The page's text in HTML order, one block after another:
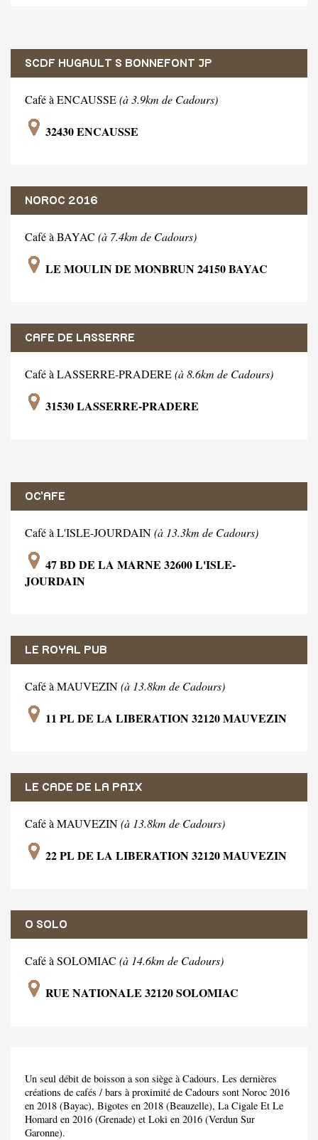
SCDF HUGAULT S BONNEFONT JP
Café à ENCAUSSE(à 3.9km de Cadours)
32430 ENCAUSSE
NOROC 2016
Café à BAYAC (à 7.4km de Cadours)
LE MOULIN DE MONBRUN 24150 BAYAC
CAFE DE LASSERRE
Café à LASSERRE-PRADERE(à 8.6km de Cadours)
31530 LASSERRE-PRADERE
OC'AFE
Café à L'ISLE-JOURDAIN(à 13.3km de Cadours)
47 BD DE LA MARNE 32600 L'ISLE-
JOURDAIN
LE ROYAL PUB
Café à MAUVEZIN(à 13.8km de Cadours)
11 PL DE LA LIBERATION 32120 MAUVEZIN
LE CADE DE LA PAIX
Café à MAUVEZIN(à 13.8km de Cadours)
22 PL DE LA LIBERATION 32120 MAUVEZIN
O SOLO
Café à SOLOMIAC (à 14.6km de Cadours)
RUE NATIONALE 32120 SOLOMIAC
Un seul débit de boisson a son siège à Cadours. Les dernières
créations de cafés / bars à proximité de Cadours sont Noroc 2016
en 2018 (Bayac), Bigotes en 2018 (Beauzelle), La Cigale Et Le
Homard en 2016 (Grenade) et Loki en 2016 (Verdun Sur
Garonne).